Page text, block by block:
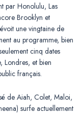
par Honolulu, Las
Brooklyn et
une vingtaine de
au programme, bien
cinq dates
Londres, et bien
français.
de Aiah, Colet, Maloi,
surfe actuellement